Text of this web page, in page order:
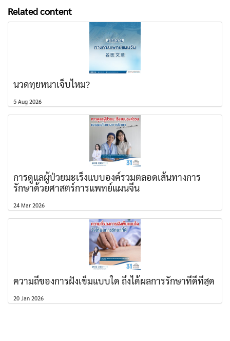
Related content
นวดทุยหนาเจ็บไหม?
5 Aug 2026
การดูแลผู้ป่วยมะเร็งแบบองค์รวมตลอดเส้นทางการ
รักษาด้วยศาสตร์การแพทย์แผนจีน
24 Mar 2026
ความถี่ของการฝังเข็มแบบใด ถึงได้ผลการรักษาที่ดีที่สุด
20 Jan 2026